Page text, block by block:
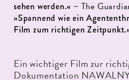
sehen werden.« – The
»Spannend wie ein
Film zum richtigen
Ein wichtiger Film zur
Dokumentation